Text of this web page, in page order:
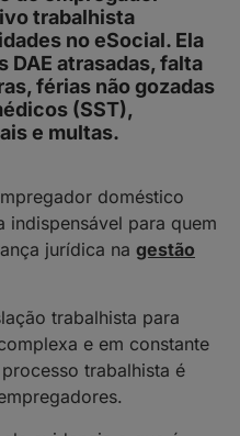
trabalhista
no eSocial. Ela
DAE atrasadas, falta
férias não gozadas
(SST),
e multas.
doméstico
indispensável para quem
jurídica na gestão
trabalhista para
e em constante
trabalhista é